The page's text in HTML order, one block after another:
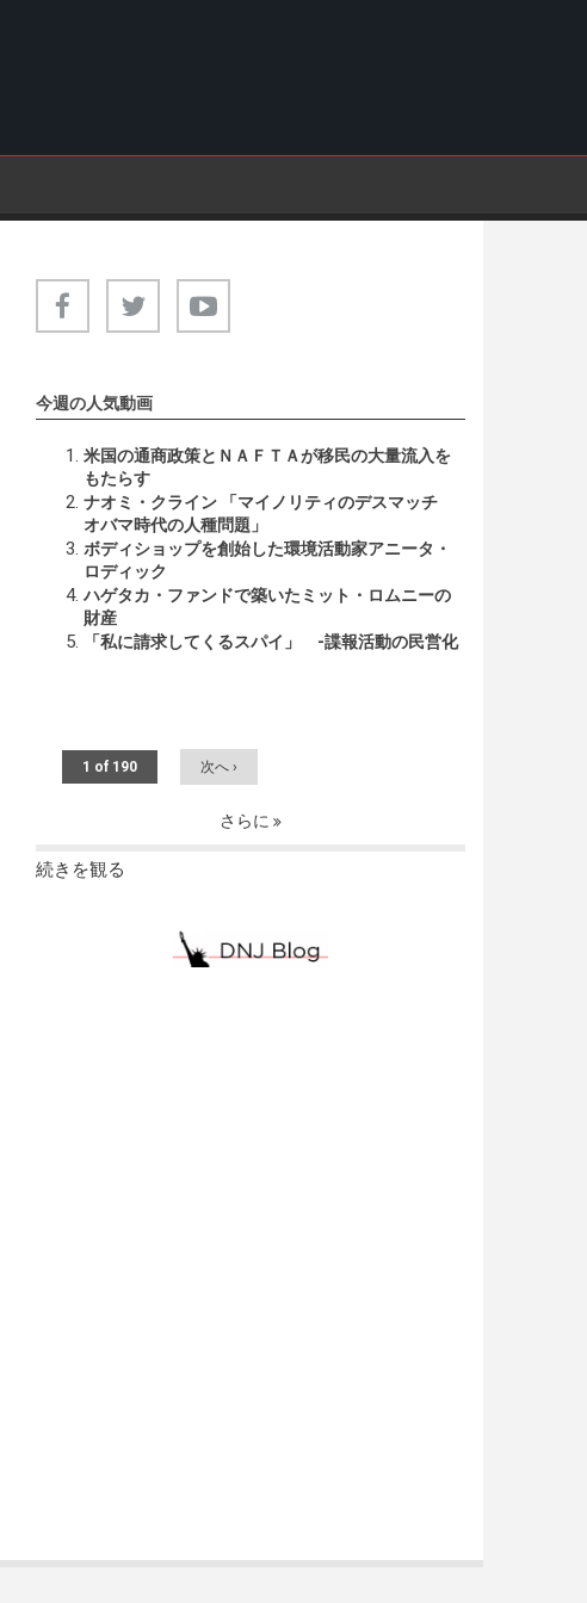
今週の人気動画
米国の通商政策とＮＡＦＴＡが移民の大量流入を
もたらす
ナオミ・クライン 「マイノリティのデスマッチ
オバマ時代の人種問題」
ボディショップを創始した環境活動家アニータ・
ロディック
ハゲタカ・ファンドで築いたミット・ロムニーの
財産
「私に請求してくるスパイ」 -諜報活動の民営化
1 of 190 次へ ›
さらに
続きを観る